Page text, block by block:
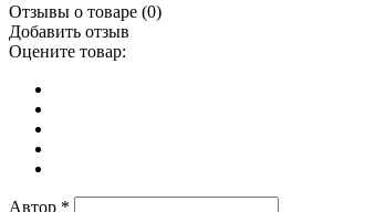
Отзывы о товаре (0)
Добавить отзыв
Оцените товар:
Автор *